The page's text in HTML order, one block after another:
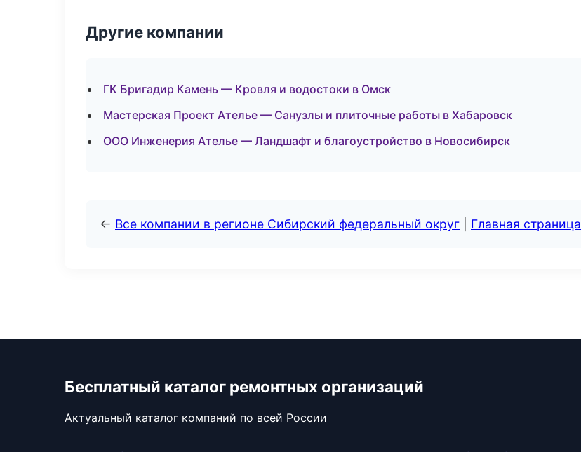
Другие компании
ГК Бригадир Камень — Кровля и водостоки в Омск
Мастерская Проект Ателье — Санузлы и плиточные работы в Хабаровск
ООО Инженерия Ателье — Ландшафт и благоустройство в Новосибирск
← Все компании в регионе Сибирский федеральный округ Главная страница
Бесплатный каталог ремонтных организаций
Актуальный каталог компаний по всей России